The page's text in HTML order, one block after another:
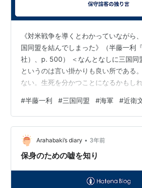
《対米戦争を導くとわかっていながら
国同盟を結んでしまった》（半藤一利
社）、p. 500） ＜なんとなしに三国同
というのは言い掛かりも良い所である
ない。生死を分かつことになるかもし
政治を馬鹿にしているのである。結果
いう高みから当時を見下しているので
「歴史家」ではなく、自称「歴史探偵
主観が入っても構わない、ということ
当に三国同盟は＜なんとなしに＞結ば
#半藤一利 #三国同盟 #海軍 #近衛
Arahabaki’s diary • 3年前
保身のための嘘を知り